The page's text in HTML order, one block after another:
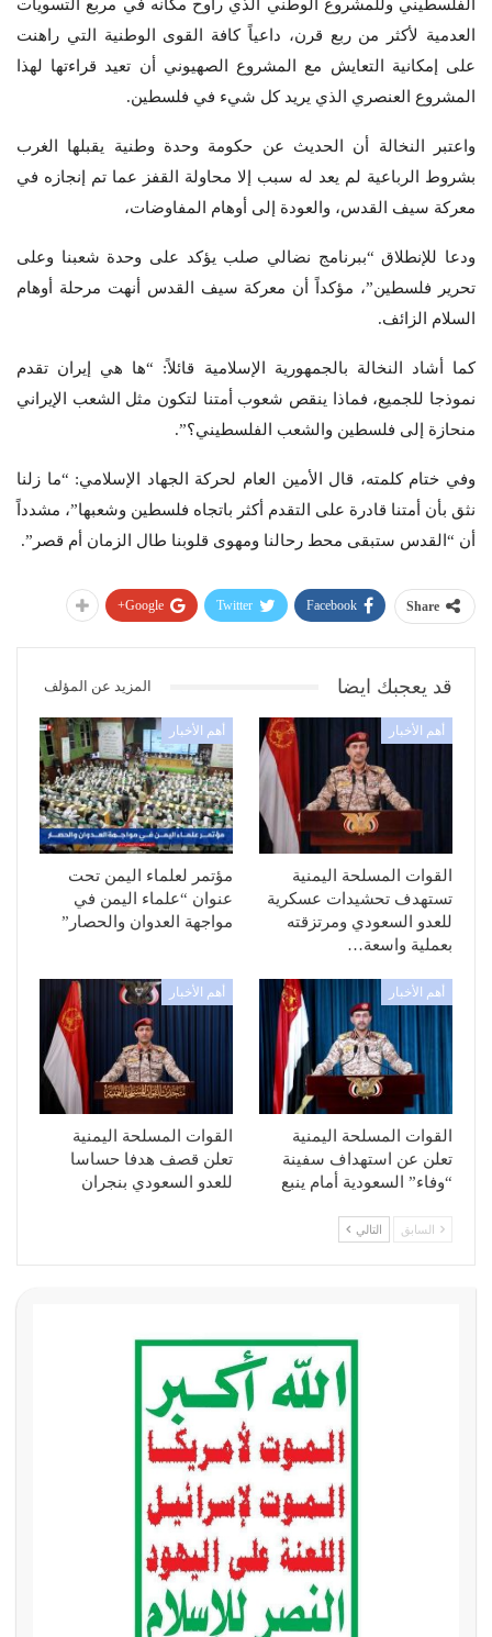
الفلسطيني وللمشروع الوطني الذي راوح مكانه في مربع التسويات
العدمية لأكثر من ربع قرن، داعياً كافة القوى الوطنية التي راهنت
على إمكانية التعايش مع المشروع الصهيوني أن تعيد قراءتها لهذا
المشروع العنصري الذي يريد كل شيء في فلسطين.
واعتبر النخالة أن الحديث عن حكومة وحدة وطنية يقبلها الغرب
بشروط الرباعية لم يعد له سبب إلا محاولة القفز عما تم إنجازه في
معركة سيف القدس، والعودة إلى أوهام المفاوضات،
ودعا للإنطلاق “ببرنامج نضالي صلب يؤكد على وحدة شعبنا وعلى
تحرير فلسطين”، مؤكداً أن معركة سيف القدس أنهت مرحلة أوهام
السلام الزائف.
كما أشاد النخالة بالجمهورية الإسلامية قائلاً: “ها هي إيران تقدم
نموذجا للجميع، فماذا ينقص شعوب أمتنا لتكون مثل الشعب الإيراني
منحازة إلى فلسطين والشعب الفلسطيني؟”.
وفي ختام كلمته، قال الأمين العام لحركة الجهاد الإسلامي: “ما زلنا
نثق بأن أمتنا قادرة على التقدم أكثر باتجاه فلسطين وشعبها”، مشدداً
أن “القدس ستبقى محط رحالنا ومهوى قلوبنا طال الزمان أم قصر”.
Share
Facebook
Twitter
Google+
قد يعجبك ايضا المزيد عن المؤلف
أهم الأخبار
القوات المسلحة اليمنية
تستهدف تحشيدات عسكرية
للعدو السعودي ومرتزقته
بعملية واسعة…
أهم الأخبار
مؤتمر لعلماء اليمن تحت
عنوان “علماء اليمن في
مواجهة العدوان والحصار”
أهم الأخبار
القوات المسلحة اليمنية
تعلن عن استهداف سفينة
“وفاء” السعودية أمام ينبع
أهم الأخبار
القوات المسلحة اليمنية
تعلن قصف هدفا حساسا
للعدو السعودي بنجران
السابق التالي